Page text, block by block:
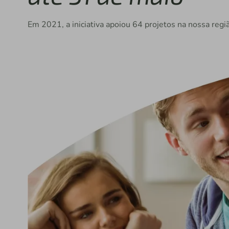
Em 2021, a iniciativa apoiou 64 projetos na nossa